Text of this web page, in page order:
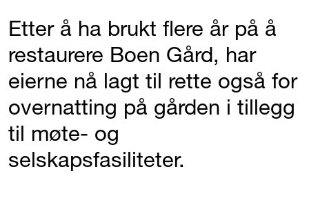
Etter å ha brukt flere år på å
restaurere Boen Gård, har
eierne nå lagt til rette også for
overnatting på gården i tillegg
til møte- og
selskapsfasiliteter.